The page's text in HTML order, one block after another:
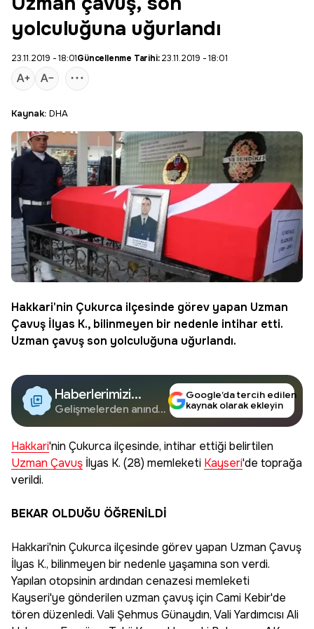
yolculuğuna uğurlandı
23.11.2019 - 18:01Güncellenme Tarihi:23.11.2019 - 18:01
Kaynak: DHA
Hakkari'nin Çukurca ilçesinde görev yapan Uzman
Çavuş İlyas K., bilinmeyen bir nedenle intihar etti.
Uzman çavuş son yolculuğuna uğurlandı.
Haberlerimizi
Google'da Takip
Edin
Gelişmelerden anında
Google’da tercih edilen
kaynak olarak ekleyin
Hakkari'nin Çukurca ilçesinde, intihar ettiği belirtilen
Uzman Çavuş İlyas K. (28) memleketi Kayseri'de toprağa
verildi.
BEKAR OLDUĞU ÖĞRENİLDİ
Hakkari'nin Çukurca ilçesinde görev yapan Uzman Çavuş
İlyas K., bilinmeyen bir nedenle yaşamına son verdi.
Yapılan otopsinin ardından cenazesi memleketi
Kayseri'ye gönderilen uzman çavuş için Cami Kebir'de
tören düzenledi. Vali Şehmus Günaydın, Vali Yardımcısı Ali